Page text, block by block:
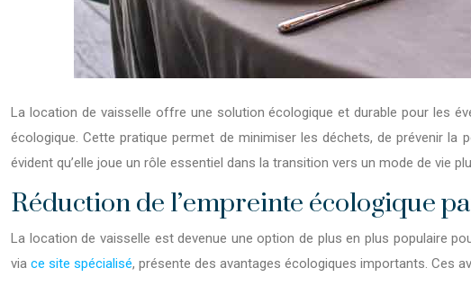
La location de vaisselle offre une solution écologique et durable pour les
écologique. Cette pratique permet de minimiser les déchets, de prévenir la
évident qu’elle joue un rôle essentiel dans la transition vers un mode de vie
Réduction de l’empreinte écologique
La location de vaisselle est devenue une option de plus en plus populaire
via ce site spécialisé, présente des avantages écologiques importants. Ces